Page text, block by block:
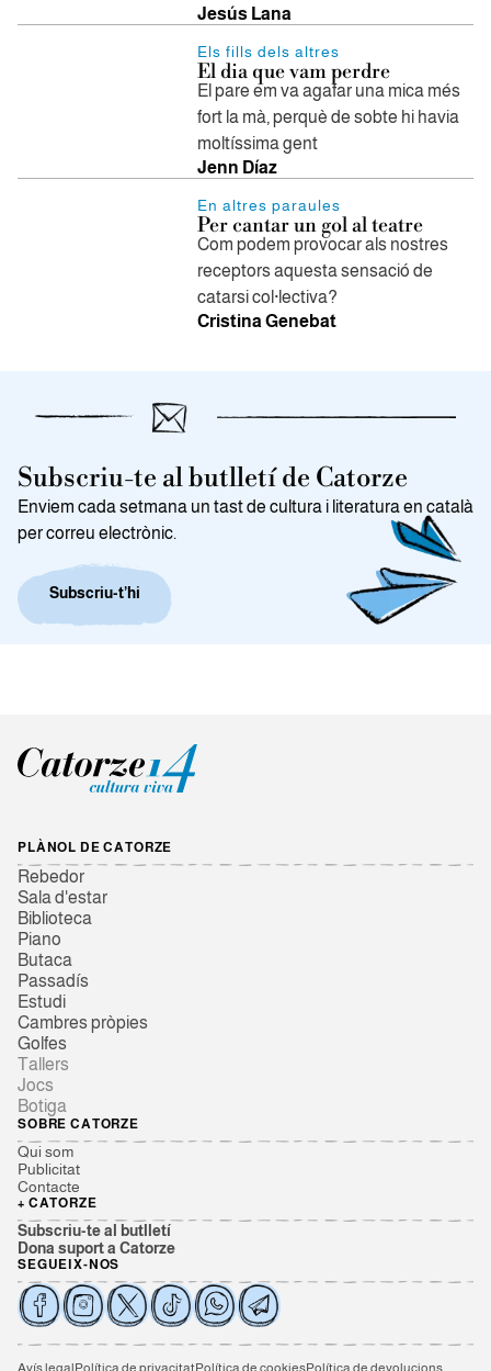
Jesús Lana
Els fills dels altres
El dia que vam perdre
El pare em va agafar una mica més
fort la mà, perquè de sobte hi havia
moltíssima gent
Jenn Díaz
En altres paraules
Per cantar un gol al teatre
Com podem provocar als nostres
receptors aquesta sensació de
catarsi col·lectiva?
Cristina Genebat
Subscriu-te al butlletí de Catorze
Enviem cada setmana un tast de cultura i literatura en català
per correu electrònic.
Subscriu-t’hi
PLÀNOL DE CATORZE
Rebedor
Sala d'estar
Biblioteca
Piano
Butaca
Passadís
Estudi
Cambres pròpies
Golfes
Tallers
Jocs
Botiga
SOBRE CATORZE
Qui som
Publicitat
Contacte
+ CATORZE
Subscriu-te al butlletí
Dona suport a Catorze
SEGUEIX-NOS
Avís legalPolítica de privacitatPolítica de cookiesPolítica de devolucions